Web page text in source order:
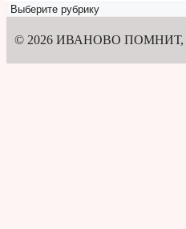
Рубрикатор
© 2026 ИВАНОВО ПОМНИТ,